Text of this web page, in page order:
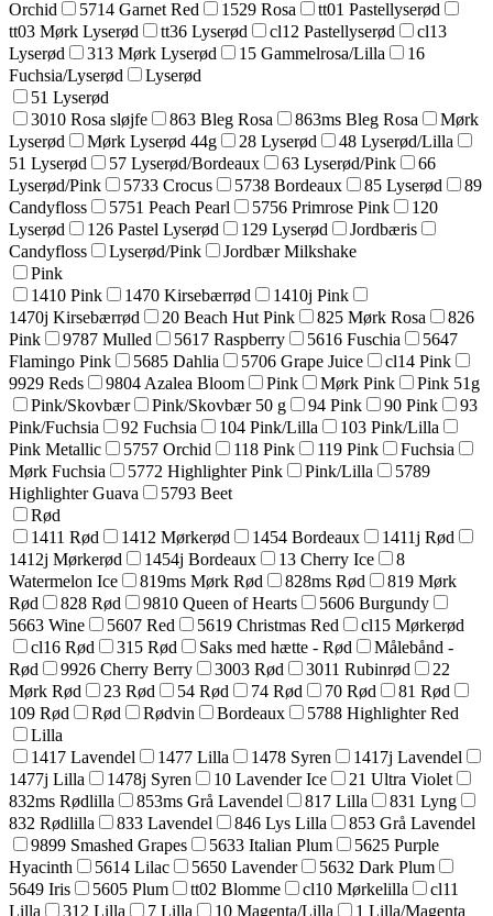
Orchid
5714 Garnet Red 1529 Rosa
tt01 Pastellyserød
tt03 Mørk Lyserød
tt36 Lyserød cl12 Pastellyserød
cl13
Lyserød
313 Mørk Lyserød 15 Gammelrosa/Lilla
16
Fuchsia/Lyserød
Lyserød
51 Lyserød
3010 Rosa sløjfe
863 Bleg Rosa 863ms Bleg Rosa
Mørk
Lyserød
Mørk Lyserød 44g 28 Lyserød
48 Lyserød/Lilla
51 Lyserød
57 Lyserød/Bordeaux 63 Lyserød/Pink
66
Lyserød/Pink
5733 Crocus 5738 Bordeaux 85 Lyserød
89
Candyfloss
5751 Peach Pearl 5756 Primrose Pink
120
Lyserød
126 Pastel Lyserød 129 Lyserød
Jordbæris
Candyfloss
Lyserød/Pink
Jordbær Milkshake
Pink
1410 Pink
1470 Kirsebærrød
1410j Pink
1470j Kirsebærrød
20 Beach Hut Pink 825 Mørk Rosa
826
Pink
9787 Mulled 5617 Raspberry 5616 Fuschia
5647
Flamingo Pink
5685 Dahlia 5706 Grape Juice
cl14 Pink
9929 Reds
9804 Azalea Bloom Pink Mørk Pink
Pink 51g
Pink/Skovbær
Pink/Skovbær 50 g 94 Pink 90 Pink
93
Pink/Fuchsia
92 Fuchsia 104 Pink/Lilla
103 Pink/Lilla
Pink Metallic
5757 Orchid 118 Pink 119 Pink
Fuchsia
Mørk Fuchsia
5772 Highlighter Pink Pink/Lilla
5789
Highlighter Guava
5793 Beet
Rød
1411 Rød
1412 Mørkerød 1454 Bordeaux
1411j Rød
1412j Mørkerød
1454j Bordeaux 13 Cherry Ice
8
Watermelon Ice
819ms Mørk Rød 828ms Rød
819 Mørk
Rød
828 Rød 9810 Queen of Hearts
5606 Burgundy
5663 Wine
5607 Red 5619 Christmas Red
cl15 Mørkerød
cl16 Rød
315 Rød Saks med hætte - Rød
Målebånd -
Rød
9926 Cherry Berry 3003 Rød 3011 Rubinrød
22
Mørk Rød
23 Rød 54 Rød 74 Rød 70 Rød
81 Rød
109 Rød
Rød Rødvin Bordeaux
5788 Highlighter Red
Lilla
1417 Lavendel
1477 Lilla 1478 Syren
1417j Lavendel
1477j Lilla
1478j Syren 10 Lavender Ice
21 Ultra Violet
832ms Rødlilla
853ms Grå Lavendel 817 Lilla
831 Lyng
832 Rødlilla
833 Lavendel 846 Lys Lilla
853 Grå Lavendel
9899 Smashed Grapes
5633 Italian Plum
5625 Purple
Hyacinth
5614 Lilac 5650 Lavender
5632 Dark Plum
5649 Iris
5605 Plum tt02 Blomme cl10 Mørkelilla
cl11
Lilla
312 Lilla 7 Lilla 10 Magenta/Lilla 1 Lilla/Magenta